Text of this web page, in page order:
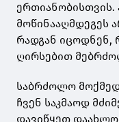
ერთიანობისთვის.
მოწინააღმდეგეს
რადგან იცოდნენ,
ღირსებით
საბრძოლო
ჩვენ საკმაოდ
დავიწყეთ